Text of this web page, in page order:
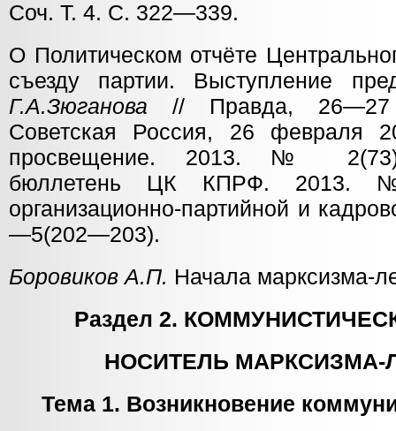
Соч. Т. 4. С. 322—339.
О Политическом отчёте
съезду партии. Выступление
Г.А.Зюганова // Правда, 26—27
Советская Россия, 26 февраля
просвещение. 2013. №
бюллетень ЦК КПРФ. 2013.
организационно-партийной и
—5(202—203).
Боровиков А.П. Начала марксизма-
Раздел 2.
НОСИТЕЛЬ МАРКСИЗМА-
Тема 1. Возникновение